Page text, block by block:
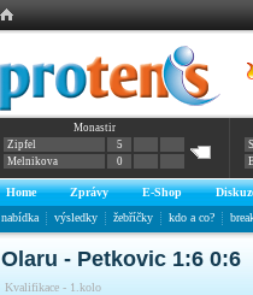
Monastir
Zipfel
5
Melnikova
0
Home Zprávy E-Shop
nabídka
výsledky žebříčky kdo a co?
Olaru - Petkovic 1:6 0:6
Kvalifikace - 1.kolo